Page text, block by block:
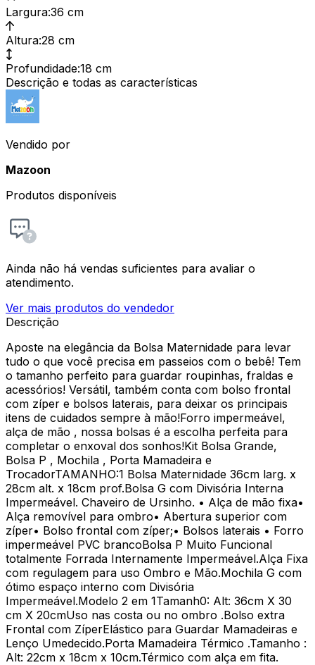
Largura:36 cm
Altura:28 cm
Profundidade:18 cm
Descrição e todas as características
Vendido por
Mazoon
Produtos disponíveis
Ainda não há vendas suficientes para avaliar o
atendimento.
Ver mais produtos do vendedor
Descrição
Aposte na elegância da Bolsa Maternidade para levar
tudo o que você precisa em passeios com o bebê! Tem
o tamanho perfeito para guardar roupinhas, fraldas e
acessórios! Versátil, também conta com bolso frontal
com zíper e bolsos laterais, para deixar os principais
itens de cuidados sempre à mão!Forro impermeável,
alça de mão , nossa bolsas é a escolha perfeita para
completar o enxoval dos sonhos!Kit Bolsa Grande,
Bolsa P , Mochila , Porta Mamadeira e
TrocadorTAMANHO:1 Bolsa Maternidade 36cm larg. x
28cm alt. x 18cm prof.Bolsa G com Divisória Interna
Impermeável. Chaveiro de Ursinho. • Alça de mão fixa•
Alça removível para ombro• Abertura superior com
zíper• Bolso frontal com zíper;• Bolsos laterais • Forro
impermeável PVC brancoBolsa P Muito Funcional
totalmente Forrada Internamente Impermeável.Alça Fixa
com regulagem para uso Ombro e Mão.Mochila G com
ótimo espaço interno com Divisória
Impermeável.Modelo 2 em 1Tamanh0: Alt: 36cm X 30
cm X 20cmUso nas costa ou no ombro .Bolso extra
Frontal com ZíperElástico para Guardar Mamadeiras e
Lenço Umedecido.Porta Mamadeira Térmico .Tamanho :
Alt: 22cm x 18cm x 10cm.Térmico com alça em fita.